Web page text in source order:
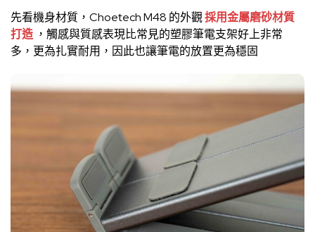
先看機身材質，Choetech M48 的外觀採用金屬磨砂材質
打造 ，觸感與質感表現比常見的塑膠筆電支架好上非常
多，更為扎實耐用，因此也讓筆電的放置更為穩固